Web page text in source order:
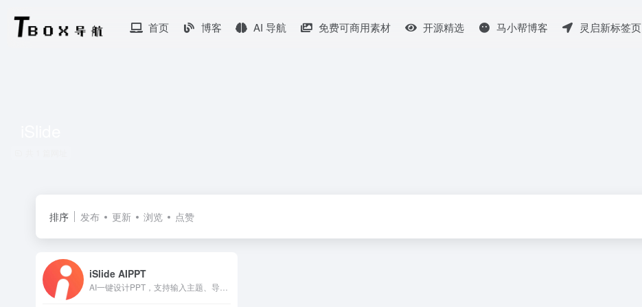
首页 博客 AI 导航 免费可商用素材 开源精选 马小帮博客 灵启新标签页
排序 发布 更新 浏览 点赞
iSlide AIPPT